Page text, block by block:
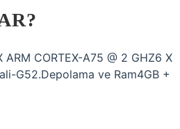
CORTEX-A75 @ 2 GHZ6 X
G52.Depolama ve Ram4GB +